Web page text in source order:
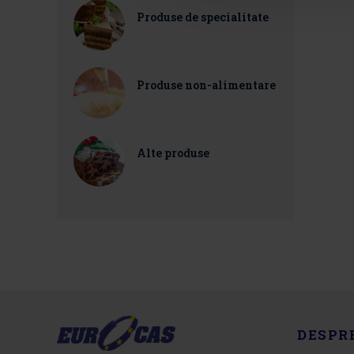
Produse de specialitate
Produse non-alimentare
Alte produse